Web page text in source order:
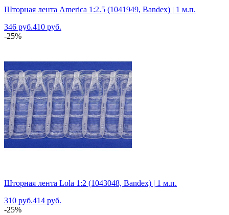
Шторная лента America 1:2.5 (1041949, Bandex) | 1 м.п.
346 руб.410 руб.
-25%
Шторная лента Lola 1:2 (1043048, Bandex) | 1 м.п.
310 руб.414 руб.
-25%